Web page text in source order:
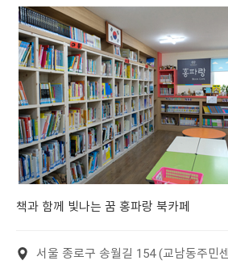
책과 함께 빛나는 꿈 홍파랑 북카페
서울 종로구 송월길 154 (교남동주민